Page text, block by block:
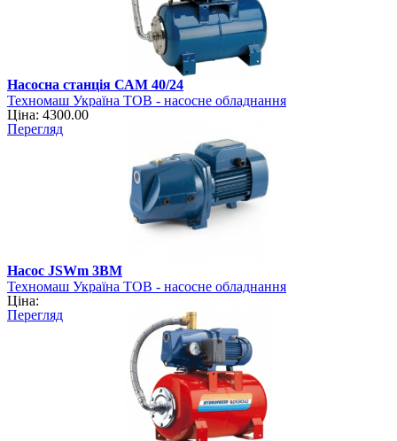
Насосна станція САМ 40/24
Техномаш Україна ТОВ - насосне обладнання
Ціна: 4300.00
Перегляд
Насос JSWm 3BМ
Техномаш Україна ТОВ - насосне обладнання
Ціна:
Перегляд